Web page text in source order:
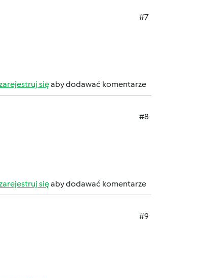
#7
sięaby dodawać komentarze
#8
sięaby dodawać komentarze
#9